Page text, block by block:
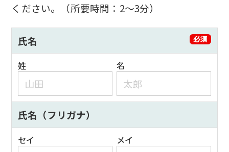
ください。（所要時間：2～3分）
氏名 必須
姓 名
氏名（フリガナ）
セイ メイ